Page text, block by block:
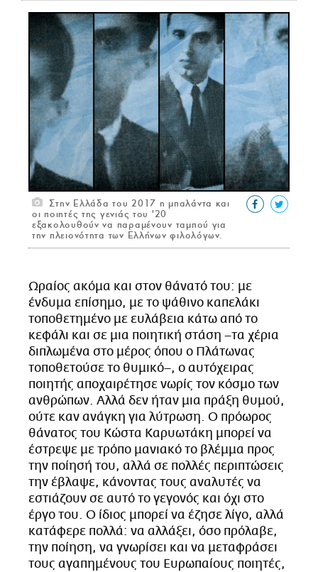
CITY GUIDE
ΑΜΠΑ
PRINT
Στην Ελλάδα του 2017 η μπαλάντα και
οι ποιητές της γενιάς του '20
εξακολουθούν να παραμένουν ταμπού για
την πλειονότητα των Ελλήνων φιλολόγων.
Ωραίος ακόμα και στον θάνατό του: με
ένδυμα επίσημο, με το ψάθινο καπελάκι
τοποθετημένο με ευλάβεια κάτω από το
κεφάλι και σε μια ποιητική στάση –τα χέρια
διπλωμένα στο μέρος όπου ο Πλάτωνας
τοποθετούσε το θυμικό–, ο αυτόχειρας
ποιητής αποχαιρέτησε νωρίς τον κόσμο των
ανθρώπων. Αλλά δεν ήταν μια πράξη θυμού,
ούτε καν ανάγκη για λύτρωση. Ο πρόωρος
θάνατος του Κώστα Καρυωτάκη μπορεί να
έστρεψε με τρόπο μανιακό το βλέμμα προς
την ποίησή του, αλλά σε πολλές περιπτώσεις
την έβλαψε, κάνοντας τους αναλυτές να
εστιάζουν σε αυτό το γεγονός και όχι στο
έργο του. Ο ίδιος μπορεί να έζησε λίγο, αλλά
κατάφερε πολλά: να αλλάξει, όσο πρόλαβε,
την ποίηση, να γνωρίσει και να μεταφράσει
τους αγαπημένους του Ευρωπαίους ποιητές,